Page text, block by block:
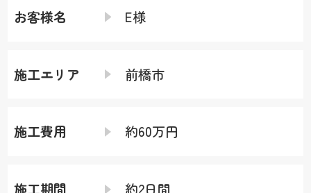
お客様名 E様
施工エリア 前橋市
施工費用 約60万円
施工期間 約2日間